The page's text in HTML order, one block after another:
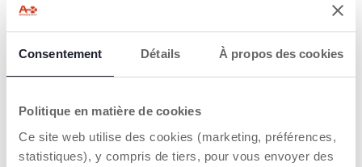
Consentement Détails À propos des cookies
Politique en matière de cookies
Ce site web utilise des cookies (marketing, préférences,
statistiques), y compris de tiers, pour vous envoyer des
Trouver un Revendeur